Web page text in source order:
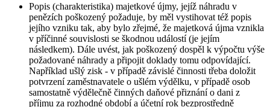
Popis (charakteristika) majetkové újmy, jejíž náhradu v
penězích poškozený požaduje, by měl vystihovat též popis
jejího vzniku tak, aby bylo zřejmé, že majetková újma vznikla
v příčinné souvislosti se škodnou událostí (je jejím
následkem). Dále uvést, jak poškozený dospěl k výpočtu výše
požadované náhrady a připojit doklady tomu odpovídající.
Například ušlý zisk - v případě závislé činnosti třeba doložit
potvrzení zaměstnavatele o ušlém výdělku, v případě osob
samostatně výdělečně činných daňové přiznání o dani z
příjmu za rozhodné období a účetní rok bezprostředně